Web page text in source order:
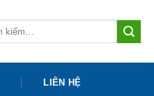
LIÊN HỆ